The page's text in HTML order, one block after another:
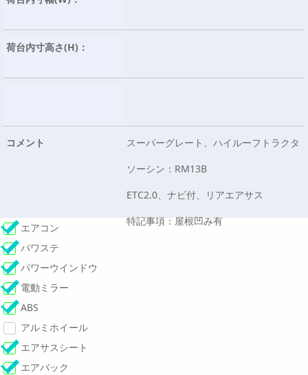
荷台内寸高さ(H)：
コメント
スーパーグレート、ハイルーフトラクタ
ソーシン：RM13B
ETC2.0、ナビ付、リアエアサス
特記事項：屋根凹み有
エアコン
パワステ
パワーウインドウ
電動ミラー
ABS
アルミホイール
エアサスシート
エアバック